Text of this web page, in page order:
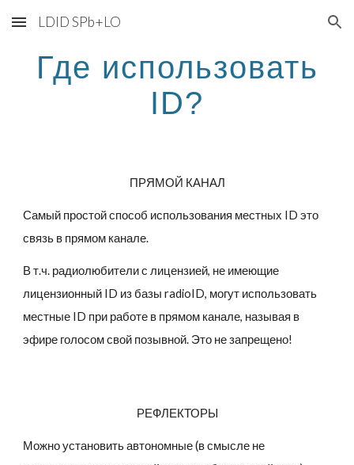
Skip to main content Skip to navigation
LDID SPb+LO
Где использовать
ID?
ПРЯМОЙ КАНАЛ
Самый простой способ использования местных ID это
связь в прямом канале.
В т.ч. радиолюбители с лицензией, не имеющие
лицензионный ID из базы radioID, могут использовать
местные ID при работе в прямом канале, называя в
эфире голосом свой позывной. Это не запрещено!
РЕФЛЕКТОРЫ
Можно установить автономные (в смысле не